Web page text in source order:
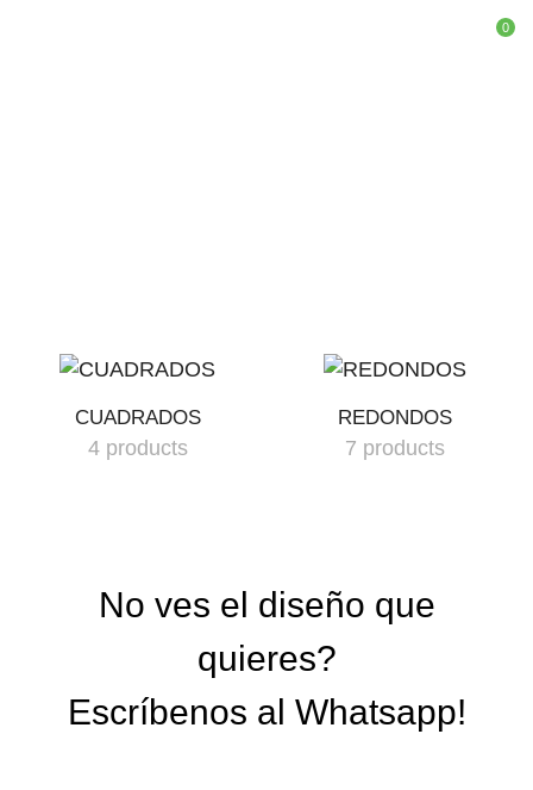
0
CUADRADOS
4 products
REDONDOS
7 products
No ves el diseño que
quieres?
Escríbenos al Whatsapp!